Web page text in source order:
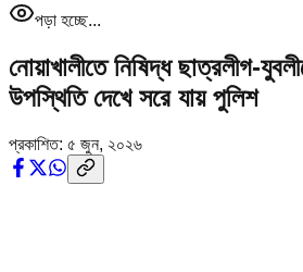
পড়া হচ্ছে...
নোয়াখালীতে নিষিদ্ধ ছাত্রলীগ-
উপস্থিতি দেখে সরে যায় পুলিশ
প্রকাশিত: ৫ জুন, ২০২৬